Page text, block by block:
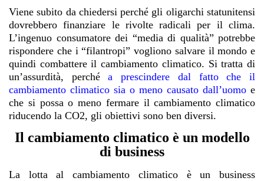
Viene subito da chiedersi perché gli oligarchi statunitensi
dovrebbero finanziare le rivolte radicali per il clima.
L’ingenuo consumatore dei “media di qualità” potrebbe
rispondere che i “filantropi” vogliono salvare il mondo e
quindi combattere il cambiamento climatico. Si tratta di
un’assurdità, perchéa prescindere dal fatto che il
cambiamento climatico sia o meno causato dall’uomo e
che si possa o meno fermare il cambiamento climatico
riducendo la CO2, gli obiettivi sono ben diversi.
Il cambiamento climatico è un modello
di business
La lotta al cambiamento climatico è un business